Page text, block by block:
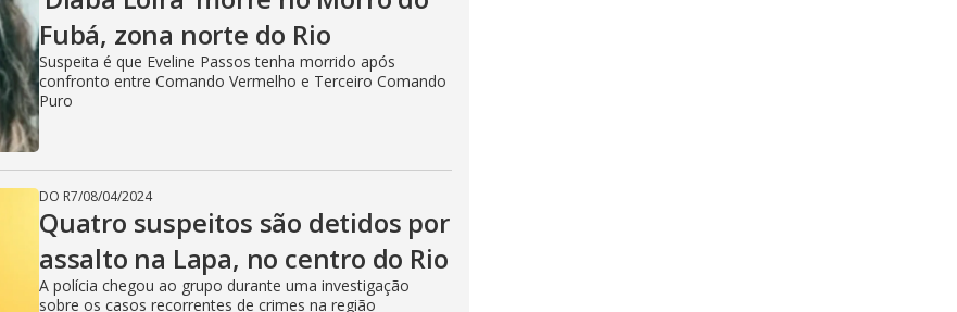
i
d
e
Fubá, zona norte do Rio
Suspeita é que Eveline Passos tenha morrido após
confronto entre Comando Vermelho e Terceiro Comando
Puro
DO R7/08/04/2024
Quatro suspeitos são detidos por
assalto na Lapa, no centro do Rio
A polícia chegou ao grupo durante uma investigação
sobre os casos recorrentes de crimes na região